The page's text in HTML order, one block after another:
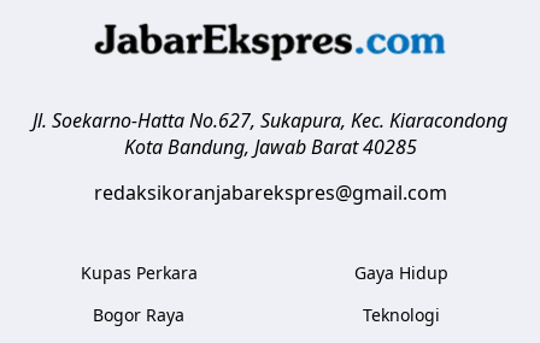
Jl. Soekarno-Hatta No.627, Sukapura, Kec. Kiaracondong
Kota Bandung, Jawab Barat 40285
redaksikoranjabarekspres@gmail.com
Kupas Perkara
Bogor Raya
Gaya Hidup
Teknologi